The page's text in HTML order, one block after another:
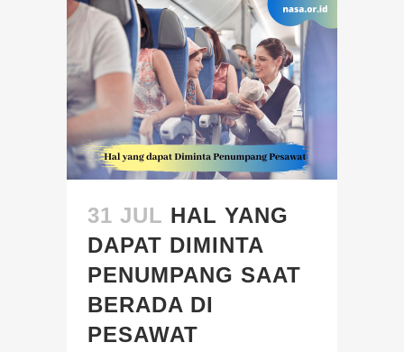
31 JUL HAL YANG
DAPAT DIMINTA
PENUMPANG SAAT
BERADA DI
PESAWAT